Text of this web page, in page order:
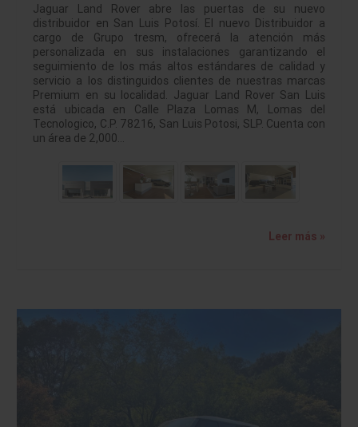
Jaguar Land Rover abre las puertas de su nuevo
distribuidor en San Luis Potosí. El nuevo Distribuidor a
cargo de Grupo tresm, ofrecerá la atención más
personalizada en sus instalaciones garantizando el
seguimiento de los más altos estándares de calidad y
servicio a los distinguidos clientes de nuestras marcas
Premium en su localidad. Jaguar Land Rover San Luis
está ubicada en Calle Plaza Lomas M, Lomas del
Tecnologico, C.P. 78216, San Luis Potosi, SLP. Cuenta con
un área de 2,000…
Leer más »